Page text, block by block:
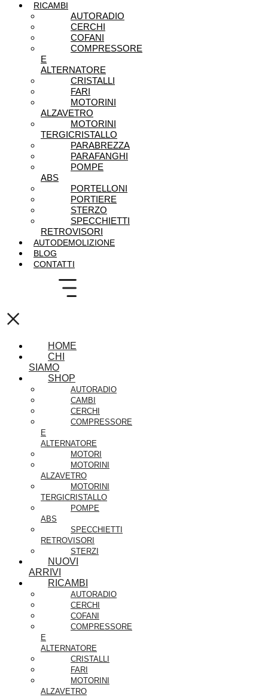
RICAMBI
AUTORADIO
CERCHI
COFANI
COMPRESSORE
E
ALTERNATORE
CRISTALLI
FARI
MOTORINI
ALZAVETRO
MOTORINI
TERGICRISTALLO
PARABREZZA
PARAFANGHI
POMPE
ABS
PORTELLONI
PORTIERE
STERZO
SPECCHIETTI
RETROVISORI
AUTODEMOLIZIONE
BLOG
CONTATTI
×
HOME
CHI
SIAMO
SHOP
AUTORADIO
CAMBI
CERCHI
COMPRESSORE
E
ALTERNATORE
MOTORI
MOTORINI
ALZAVETRO
MOTORINI
TERGICRISTALLO
POMPE
ABS
SPECCHIETTI
RETROVISORI
STERZI
NUOVI
ARRIVI
RICAMBI
AUTORADIO
CERCHI
COFANI
COMPRESSORE
E
ALTERNATORE
CRISTALLI
FARI
MOTORINI
ALZAVETRO